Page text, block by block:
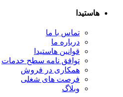
هاستیدا
تماس با ما
درباره ما
قوانین هاستیدا
توافق نامه سطح خدمات
همکاری در فروش
فرصت های شغلی
وبلاگ